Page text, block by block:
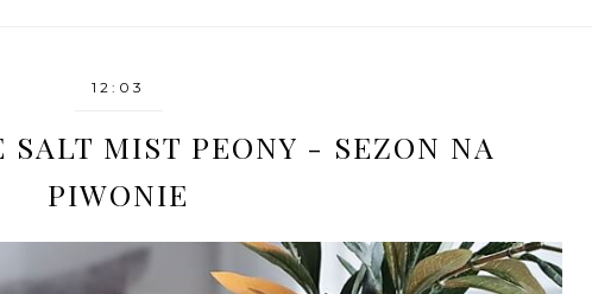
12:03
SALT MIST PEONY - SEZON NA
PIWONIE